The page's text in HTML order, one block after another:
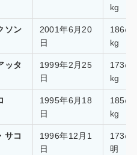
kg
ソン
2001年6月20
日
kg
ッタ
1999年2月25
日
kg
1995年6月18
日
kg
サコ
1996年12月1
日
明